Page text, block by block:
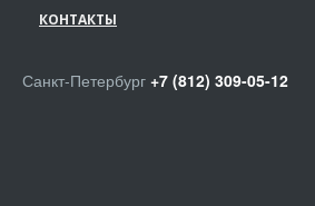
КОНТАКТЫ
Санкт-Петербург +7 (812) 309-05-12